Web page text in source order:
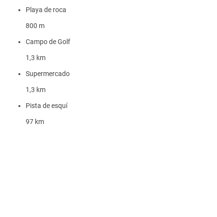
Playa de roca
800 m
Campo de Golf
1,3 km
Supermercado
1,3 km
Pista de esquí
97 km